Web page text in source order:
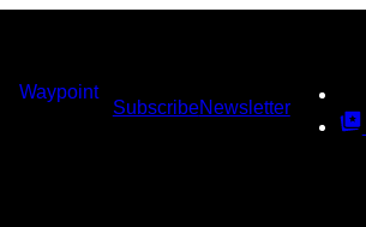
Waypoint
SubscribeNewsletter